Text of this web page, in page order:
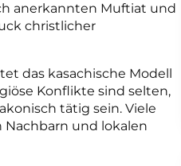
anerkannten Muftiat und
christlicher
das kasachische Modell
Konflikte sind selten,
tätig sein. Viele
und lokalen